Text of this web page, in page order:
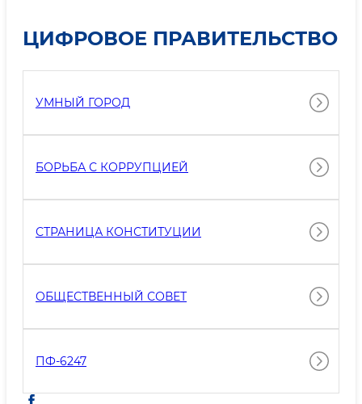
ЦИФРОВОЕ ПРАВИТЕЛЬСТВО
УМНЫЙ ГОРОД
БОРЬБА С КОРРУПЦИЕЙ
СТРАНИЦА КОНСТИТУЦИИ
ОБЩЕСТВЕННЫЙ СОВЕТ
ПФ-6247